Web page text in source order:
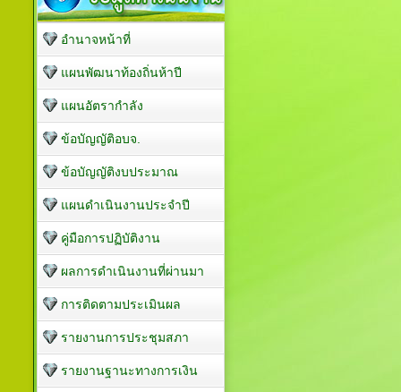
อำนาจหน้าที่
แผนพัฒนาท้องถิ่นห้าปี
แผนอัตรากำลัง
ข้อบัญญัติอบจ.
ข้อบัญญัติงบประมาณ
แผนดำเนินงานประจำปี
คู่มือการปฏิบัติงาน
ผลการดำเนินงานที่ผ่านมา
การติดตามประเมินผล
รายงานการประชุมสภา
รายงานฐานะทางการเงิน